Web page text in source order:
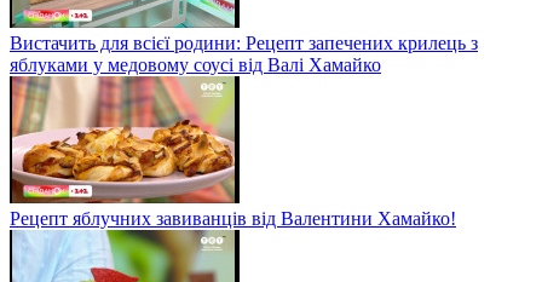
Вистачить для всієї родини: Рецепт запечених крилець з
яблуками у медовому соусі від Валі Хамайко
Рецепт яблучних завиванців від Валентини Хамайко!